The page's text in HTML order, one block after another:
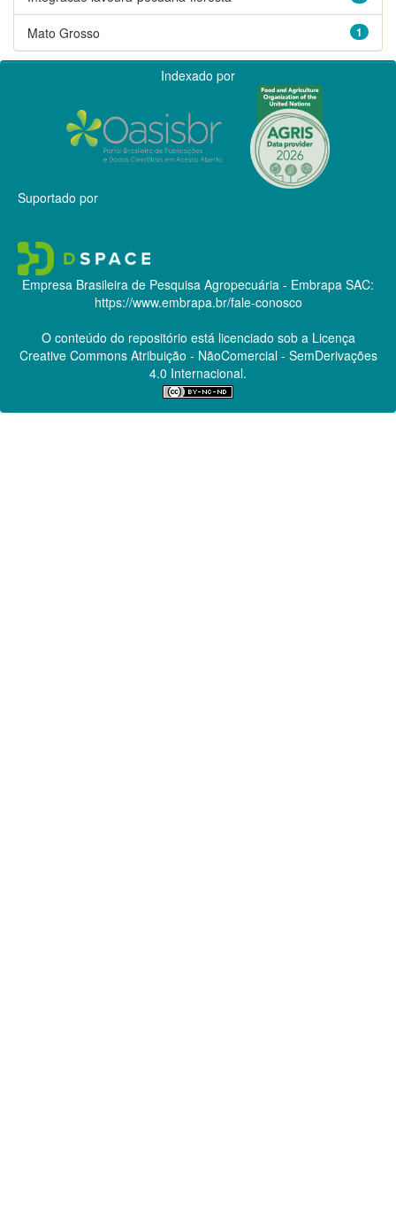
1
Mato Grosso
Indexado por
Suportado por
Empresa Brasileira de Pesquisa Agropecuária - Embrapa SAC:
https://www.embrapa.br/fale-conosco
O conteúdo do repositório está licenciado sob a Licença
Creative CommonsAtribuição - NãoComercial - SemDerivações
4.0 Internacional.